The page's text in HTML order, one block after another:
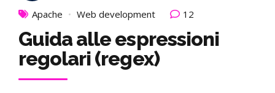
Apache Web development 12
Guida alle espressioni
regolari (regex)